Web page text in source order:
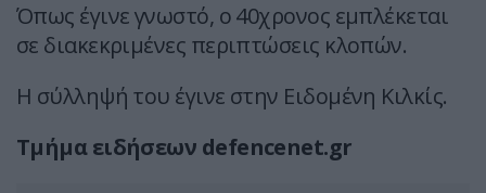
Όπως έγινε γνωστό, ο 40χρονος εμπλέκεται
σε διακεκριμένες περιπτώσεις κλοπών.
Η σύλληψή του έγινε στην Ειδομένη Κιλκίς.
Τμήμα ειδήσεων defencenet.gr